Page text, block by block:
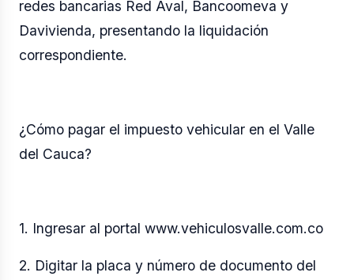
redes bancarias Red Aval, Bancoomeva y
Davivienda, presentando la liquidación
correspondiente.
¿Cómo pagar el impuesto vehicular en el Valle
del Cauca?
1. Ingresar al portal www.vehiculosvalle.com.co
2. Digitar la placa y número de documento del